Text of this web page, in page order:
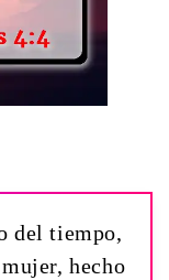
del tiempo,
hecho